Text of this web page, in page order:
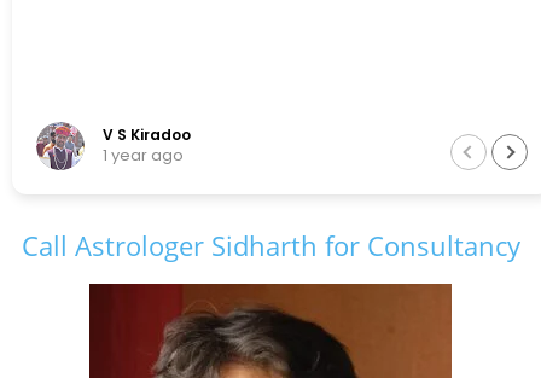
V S Kiradoo
1 year ago
Call Astrologer Sidharth for Consultancy